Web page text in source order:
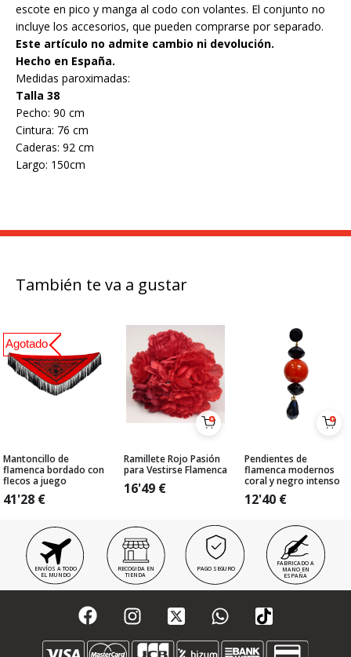
escote en pico y manga al codo con volantes. El conjunto no
incluye los accesorios, que pueden comprarse por separado.
Este artículo no admite cambio ni devolución.
Hecho en España.
Medidas paroximadas:
Talla 38
Pecho: 90 cm
Cintura: 76 cm
Caderas: 92 cm
Largo: 150cm
También te va a gustar
Mantoncillo de
flamenca bordado con
flecos a juego
41'28 €
Agotado
Ramillete Rojo Pasión
para Vestirse Flamenca
16'49 €
Pendientes de
flamenca modernos
coral y negro intenso
12'40 €
ENVÍOS A TODO
EL MUNDO
RECOGIDA EN
TIENDA
PAGO SEGURO
FABRICADO A
MANO EN
ESPAÑA